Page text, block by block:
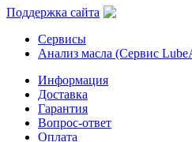
Поддержка сайта
Сервисы
Анализ масла (Сервис
Информация
Доставка
Гарантия
Вопрос-ответ
Оплата